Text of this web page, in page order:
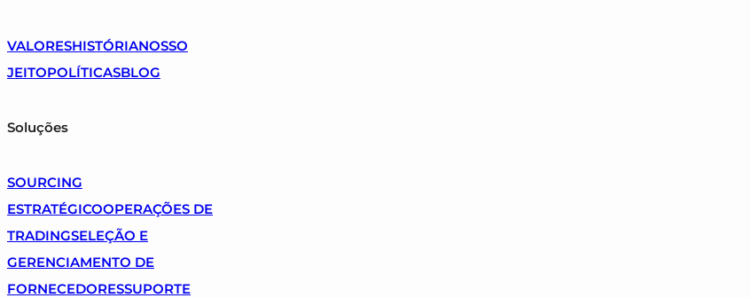
VALORESHISTÓRIANOSSO
JEITOPOLÍTICASBLOG
Soluções
SOURCING
ESTRATÉGICOOPERAÇÕES DE
TRADINGSELEÇÃO E
GERENCIAMENTO DE
FORNECEDORESSUPORTE